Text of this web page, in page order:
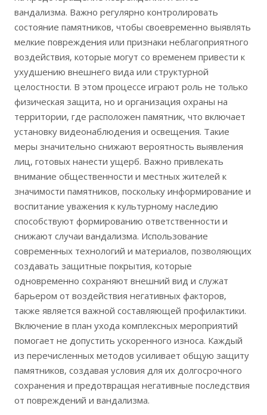
вандализма. Важно регулярно контролировать
состояние памятников‚ чтобы своевременно выявлять
мелкие повреждения или признаки неблагоприятного
воздействия‚ которые могут со временем привести к
ухудшению внешнего вида или структурной
целостности. В этом процессе играют роль не только
физическая защита‚ но и организация охраны на
территории‚ где расположен памятник‚ что включает
установку видеонаблюдения и освещения. Такие
меры значительно снижают вероятность выявления
лиц‚ готовых нанести ущерб. Важно привлекать
внимание общественности и местных жителей к
значимости памятников‚ поскольку информирование и
воспитание уважения к культурному наследию
способствуют формированию ответственности и
снижают случаи вандализма. Использование
современных технологий и материалов‚ позволяющих
создавать защитные покрытия‚ которые
одновременно сохраняют внешний вид и служат
барьером от воздействия негативных факторов‚
также является важной составляющей профилактики.
Включение в план ухода комплексных мероприятий
помогает не допустить ускоренного износа. Каждый
из перечисленных методов усиливает общую защиту
памятников‚ создавая условия для их долгосрочного
сохранения и предотвращая негативные последствия
от повреждений и вандализма.